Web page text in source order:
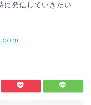
に発信していきたい